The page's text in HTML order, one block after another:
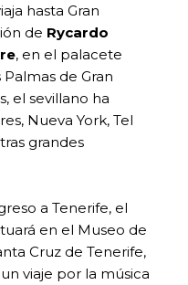
hasta Gran
de Rycardo
, en el palacete
de Gran
el sevillano ha
Nueva York, Tel
grandes
a Tenerife, el
en el Museo de
Cruz de Tenerife,
viaje por la música